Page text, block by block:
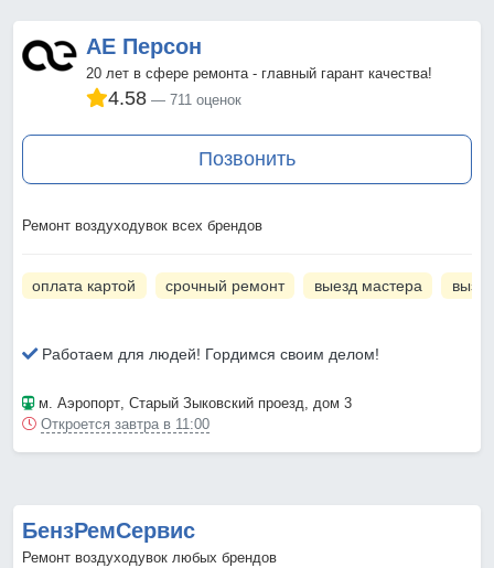
АЕ Персон
20 лет в сфере ремонта - главный гарант качества!
4.58 711 оценок
Позвонить
Ремонт воздуходувок всех брендов
оплата картой срочный ремонт выезд мастера
Работаем для людей! Гордимся своим делом!
м. Аэропорт, Старый Зыковский проезд, дом 3
Откроется завтра в 11:00
БензРемСервис
Ремонт воздуходувок любых брендов